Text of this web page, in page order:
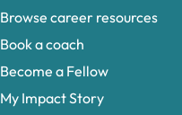
Browse career resources
Book a coach
Become a Fellow
My Impact Story